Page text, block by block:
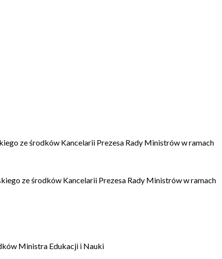
ze środków Kancelarii Prezesa Rady Ministrów w ramach
ze środków Kancelarii Prezesa Rady Ministrów w ramach
Ministra Edukacji i Nauki